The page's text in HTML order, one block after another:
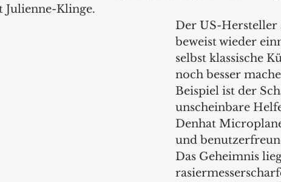
Julienne-Klinge.
Der US-Hersteller
beweist wieder
selbst klassische
noch besser
Beispiel ist der
unscheinbare
Denhat
und
Das Geheimnis